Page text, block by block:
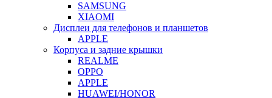
SAMSUNG
XIAOMI
Дисплеи для телефонов и планшетов
APPLE
Корпуса и задние крышки
REALME
OPPO
APPLE
HUAWEI/HONOR